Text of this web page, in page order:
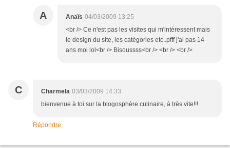
A Anaïs 04/03/2009 13:25
<br /> Ce n'est pas les visites qui m'intéressent mais
le design du site, les catégories etc..pfff j'ai pas 14
ans moi lol<br /> Bisoussss<br /> <br /> <br />
C Charmela 03/03/2009 14:33
bienvenue à toi sur la blogosphère culinaire, à très vite!!!
Répondre